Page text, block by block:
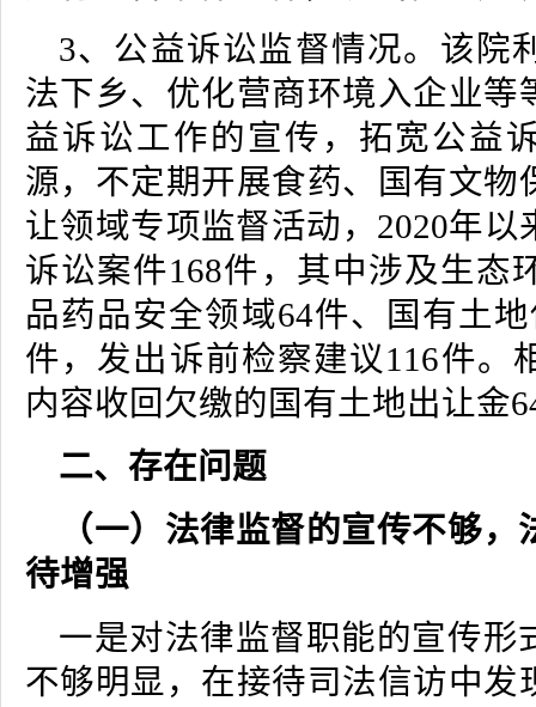
3、公益诉讼监督情况。该院
法下乡、优化营商环境入企业等
益诉讼工作的宣传，拓宽公益
源，不定期开展食药、国有文物
让领域专项监督活动，2020年以
诉讼案件168件，其中涉及生态
品药品安全领域64件、国有土
件，发出诉前检察建议116件。
内容收回欠缴的国有土地出让金
二、存在问题
（一）法律监督的宣传不够
待增强
一是对法律监督职能的宣传形
不够明显，在接待司法信访中发